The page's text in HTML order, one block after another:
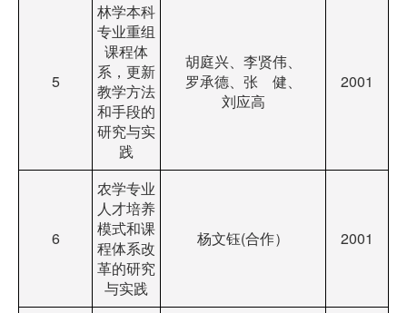
5
林学本科
专业重组
课程体
系，更新
教学方法
和手段的
研究与实
践
胡庭兴、李贤伟、
罗承德、张 健、
刘应高
2001
6
农学专业
人才培养
模式和课
程体系改
革的研究
与实践
杨文钰(合作） 2001